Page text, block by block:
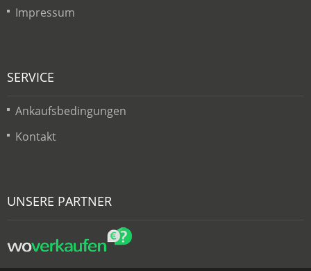
Impressum
SERVICE
Ankaufsbedingungen
Kontakt
UNSERE PARTNER